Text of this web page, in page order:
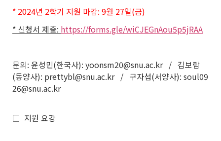
* 2024년 2학기 지원 마감: 9월 27일(금)
* 신청서 제출: https://forms.gle/wiCJEGnAou5p5jRAA
문의: 윤성민(한국사): yoonsm20@snu.ac.kr / 김보람
(동양사): prettybl@snu.ac.kr / 구자섭(서양사): soul09
26@snu.ac.kr
□ 지원 요강